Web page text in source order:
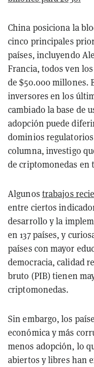
China posiciona la
cinco principales
países, incluyendo
Francia, todos ven
de $50.000 millones.
inversores en los
cambiado la base de
adopción puede
dominios
columna, investigo
de criptomonedas en
Algunos trabajos
entre ciertos
desarrollo y la
en 137 países, y
países con mayor
democracia, calidad
bruto (PIB) tienen
criptomonedas.
Sin embargo, los
económica y más
menos adopción, lo
abiertos y libres han